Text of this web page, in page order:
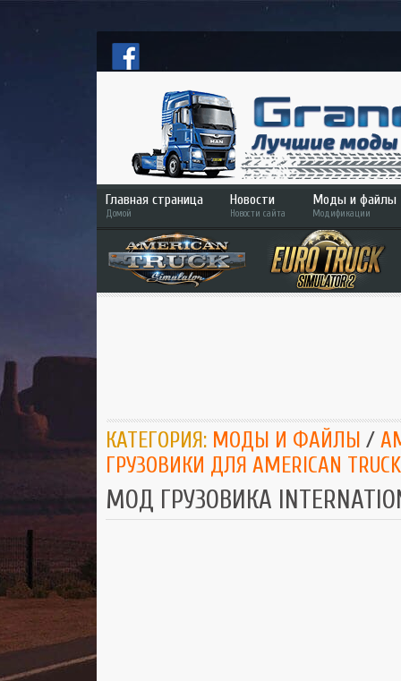
Главная страница
Домой
Новости
Новости сайта
Моды и файлы
Модификации
ETS 2
ATS
КАТЕГОРИЯ: МОДЫ И ФАЙЛЫ /
ГРУЗОВИКИ ДЛЯ AMERICAN
МОД ГРУЗОВИКА